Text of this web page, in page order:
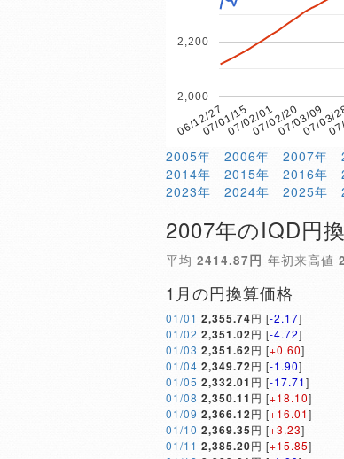
06/12/2707/01/1507/02/0107/02/2007/03/09
07/03/
2,000
2,200
2005年 2006年 2007年
2014年
2015年 2016年
2023年
2024年 2025年
2007年のIQD円
平均 2414.87円 年初来高値
1月の円換算価格
01/01 2,355.74円 [-2.17]
01/02 2,351.02円 [-4.72]
01/03 2,351.62円 [+0.60]
01/04 2,349.72円 [-1.90]
01/05 2,332.01 円 [-17.71]
01/08 2,350.11 円 [+18.10]
01/09 2,366.12円 [+16.01]
01/10 2,369.35円 [+3.23]
01/11 2,385.20円 [+15.85]